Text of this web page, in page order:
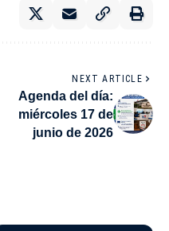
NEXT ARTICLE
Agenda del día:
miércoles 17 de
junio de 2026